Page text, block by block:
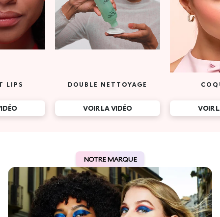
LIPS DOUBLE NETTOYAGE
VOIR LA VIDÉO VOIR
NOTRE MARQUE